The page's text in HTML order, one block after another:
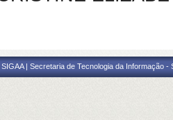
SIGAA | Secretaria de Tecnologia da Informação